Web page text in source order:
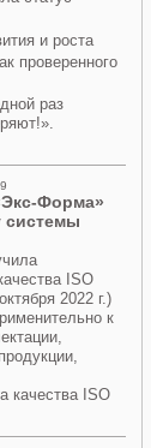
и роста
проверенного
раз
Форма»
системы
ISO
2022 г.)
к
качества ISO